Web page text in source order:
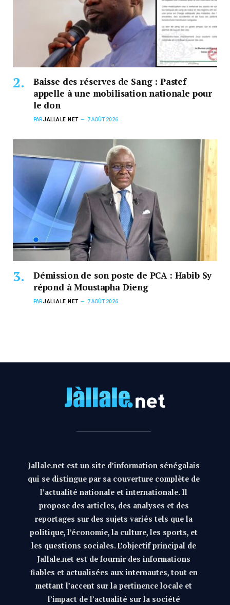
Baisse des réserves de Sang : Pastef
appelle à une mobilisation nationale pour
le don
PARJALLALE.NET 7 AOÛT 2026
Démission de son poste de PCA : Habib Sy
répond à Moustapha Dieng
PARJALLALE.NET 7 AOÛT 2026
Jallale.net est un site d’information sénégalais
qui se distingue par sa couverture complète de
l’actualité nationale et internationale. Il
propose des articles, des analyses et des
reportages sur des sujets variés tels que la
politique, l’économie, la culture, les sports, et
les questions sociales. L’objectif principal de
Jallale.net est de fournir des informations
fiables et actualisées aux internautes, tout en
mettant l’accent sur la pertinence locale et
l’impact de l’actualité sur la société